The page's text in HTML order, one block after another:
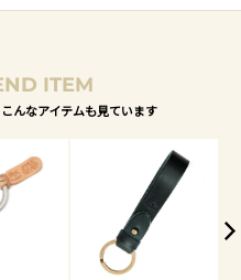
ITEM
んなアイテムも見ています